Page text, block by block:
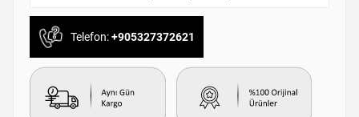
Telefon:+905327372621